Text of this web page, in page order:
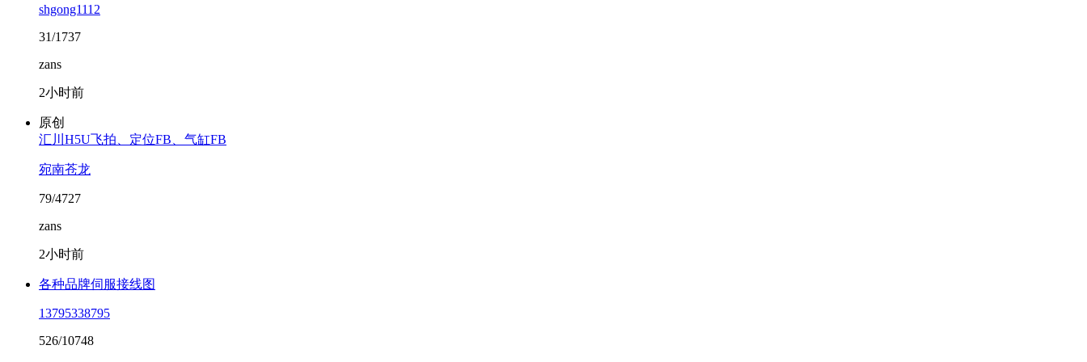
shgong1112
31/1737
zans
2小时前
原创
汇川H5U飞拍、定位FB、气缸FB
宛南苍龙
79/4727
zans
2小时前
各种品牌伺服接线图
13795338795
526/10748